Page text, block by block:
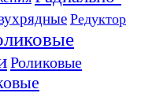
Редуктор
Роликовые